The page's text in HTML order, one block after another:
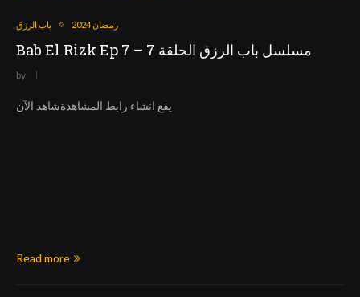
باب الرزق رمضان 2024
Bab El Rizk Ep 7 – مسلسل باب الرزق الحلقة 7
by
يقع انشاء رابط المشاهدةشاهد الآن
Read more